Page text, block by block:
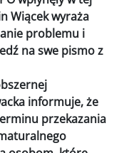
Wiącek wyraża
problemu i
na swe pismo z
informuje, że
przekazania